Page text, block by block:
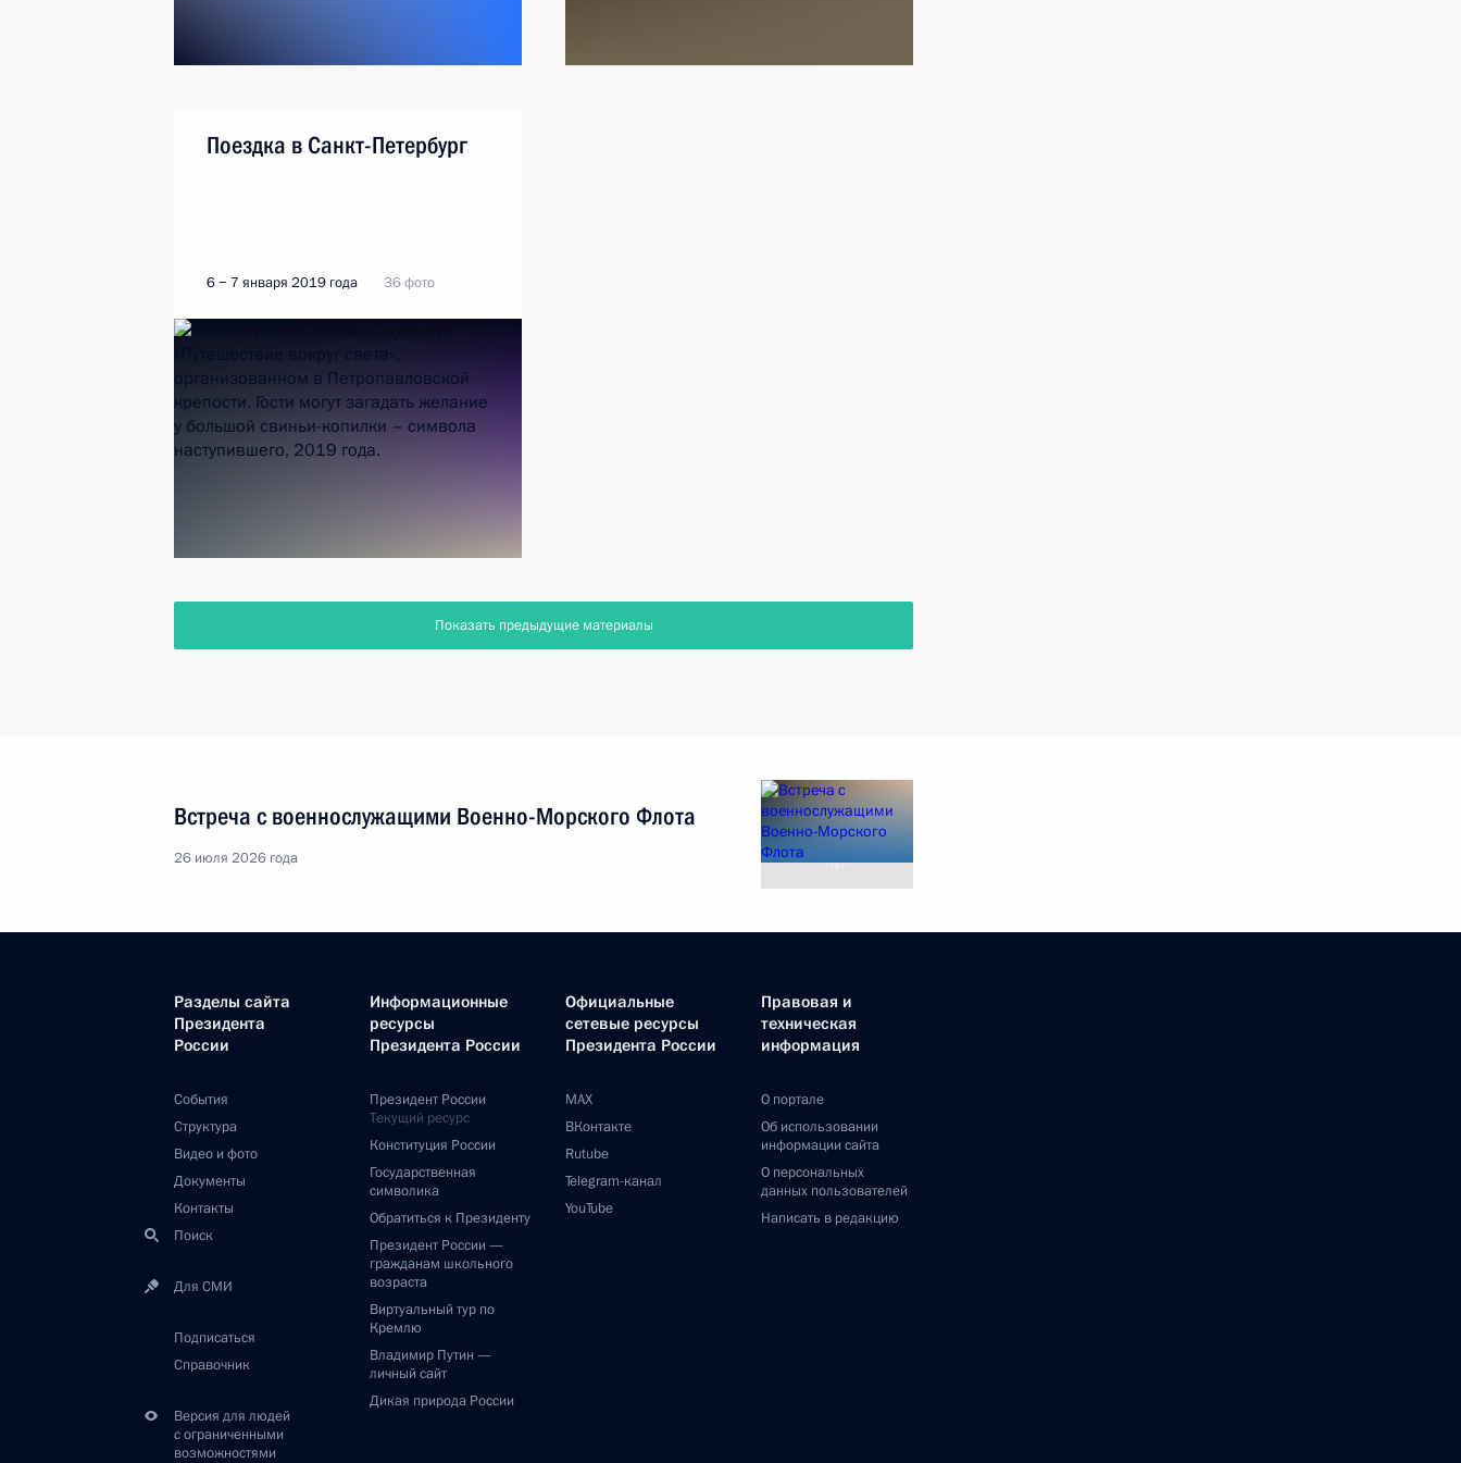
Поездка в Санкт-Петербург
6 − 7 января 2019 года 36 фото
Показать предыдущие материалы
Встреча с военнослужащими Военно-Морского Флота
26 июля 2026 года
Разделы сайта
Президента
России
События
Структура
Видео и фото
Документы
Контакты
Поиск
Для СМИ
Подписаться
Справочник
Версия для людей
с ограниченными
возможностями
Информационные
ресурсы
Президента России
Президент России
Текущий ресурс
Конституция России
Государственная
символика
Обратиться к Президенту
Президент России —
гражданам школьного
возраста
Виртуальный тур по
Кремлю
Владимир Путин —
личный сайт
Дикая природа России
Официальные
сетевые ресурсы
Президента России
MAX
ВКонтакте
Rutube
Telegram-канал
YouTube
Правовая и
техническая
информация
О портале
Об использовании
информации сайта
О персональных
данных пользователей
Написать в редакцию